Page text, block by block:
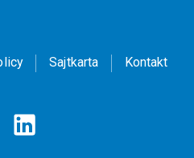
Sajtkarta Kontakt